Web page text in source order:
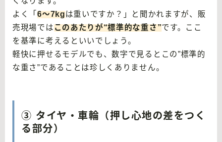
よく「6〜7kgは重いですか？」と聞かれますが、販
売現場では このあたりが“標準的な重さ”です。ここ
を基準に考えるといいでしょう。
軽快に押せるモデルでも、数字で見るとこの”標準的
な重さ”であることは珍しくありません。
③ タイヤ・車輪（押し心地の差をつく
る部分）